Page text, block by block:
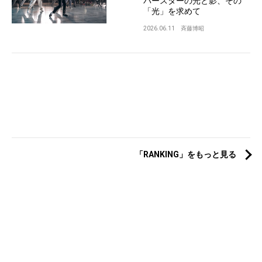
「光」を求めて
2026.06.11 斉藤博昭
「RANKING」をもっと見る